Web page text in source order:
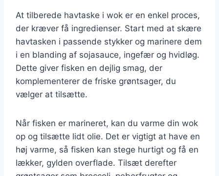
At tilberede havtaske i wok er en enkel proces,
der kræver få ingredienser. Start med at skære
havtasken i passende stykker og marinere dem
i en blanding af sojasauce, ingefær og hvidløg.
Dette giver fisken en dejlig smag, der
komplementerer de friske grøntsager, du
vælger at tilsætte.
Når fisken er marineret, kan du varme din wok
op og tilsætte lidt olie. Det er vigtigt at have en
høj varme, så fisken kan stege hurtigt og få en
lækker, gylden overflade. Tilsæt derefter